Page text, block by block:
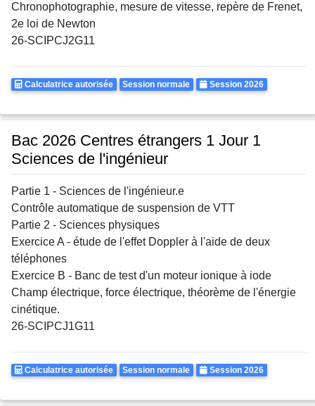
Chronophotographie, mesure de vitesse, repère de Frenet,
2e loi de Newton
26-SCIPCJ2G11
Calculatrice
Calculatrice autorisée Rattrapages
Session normale Annee
Session 2026
Bac 2026 Centres étrangers 1 Jour 1
Sciences de l'ingénieur
Partie 1 - Sciences de l'ingénieur.e
Contrôle automatique de suspension de VTT
Partie 2 - Sciences physiques
Exercice A - étude de l'effet Doppler à l'aide de deux
téléphones
Exercice B - Banc de test d'un moteur ionique à iode
Champ électrique, force électrique, théorème de l'énergie
cinétique.
26-SCIPCJ1G11
Calculatrice
Calculatrice autorisée Rattrapages
Session normale Annee
Session 2026